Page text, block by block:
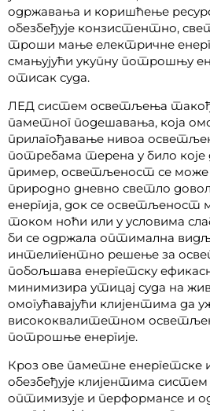
одржавања и коришћење
обезбеђује конзистентно,
троши мање електричне
смањујући укупну потрошњу
отисак суда.
ЛЕД систем осветљења
паметног подешавања, која
прилагођавање нивоа
потребама терена у било које
пример, осветљеност се
природно дневно светло
енергија, док се
током ноћи или у условима
би се одржала оптимална
интелигентно решење за
побољшава енергетску
минимизира утицај суда на
омогућавајући клијентима да
висококвалитетном
потрошње енергије.
Кроз ове паметне енергетске
обезбеђује клијентима
оптимизује и перформансе и